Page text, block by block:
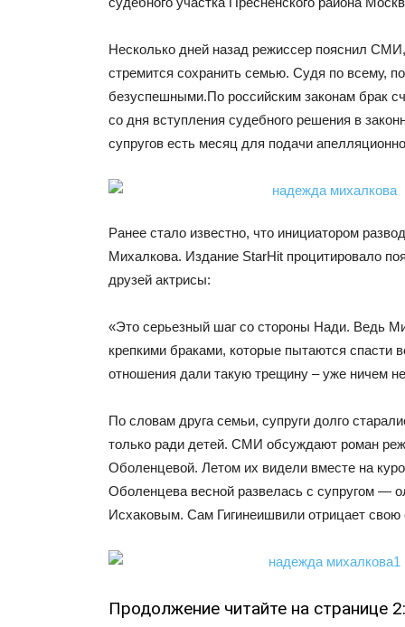
Несколько дней назад режиссер пояснил
стремится сохранить семью. Судя по всему,
безуспешными.По российским законам брак
со дня вступления судебного решения в
супругов есть месяц для подачи
Ранее стало известно, что инициатором
Михалкова. Издание StarHit процитировало
друзей актрисы:
«Это серьезный шаг со стороны Нади. Ведь
крепкими браками, которые пытаются спасти
отношения дали такую трещину – уже ничем
По словам друга семьи, супруги долго
только ради детей. СМИ обсуждают роман
Оболенцевой. Летом их видели вместе на
Оболенцева весной развелась с супругом —
Исхаковым. Сам Гигинеишвили отрицает свою
Продолжение читайте на странице 2: